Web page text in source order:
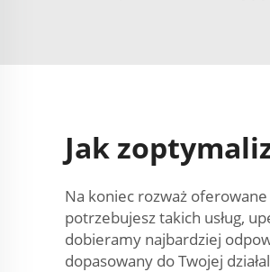
Jak
Na koniec rozważ
potrzebujesz takich usług,
dobieramy najbardziej
dopasowany do Twojej